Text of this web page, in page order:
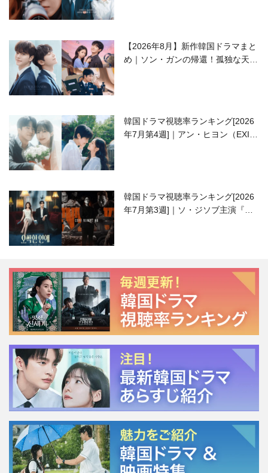
【2026年8月】新作韓国ドラマまと
め｜ソン・ガンの帰還！孤独な天才
韓国ドラマ視聴率ランキング[2026
年7月第4週]｜アン・ヒヨン（EXID
韓国ドラマ視聴率ランキング[2026
年7月第3週]｜ソ・ジソブ主演『エ